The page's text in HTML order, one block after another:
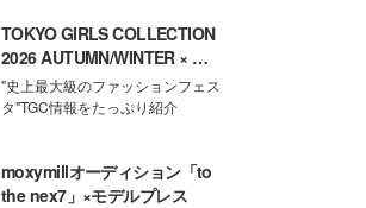
TOKYO GIRLS COLLECTION
2026 AUTUMN/WINTER × モ
デルプレス
"史上最大級のファッションフェス
タ"TGC情報をたっぷり紹介
moxymillオーディション「to
the nex7」×モデルプレス